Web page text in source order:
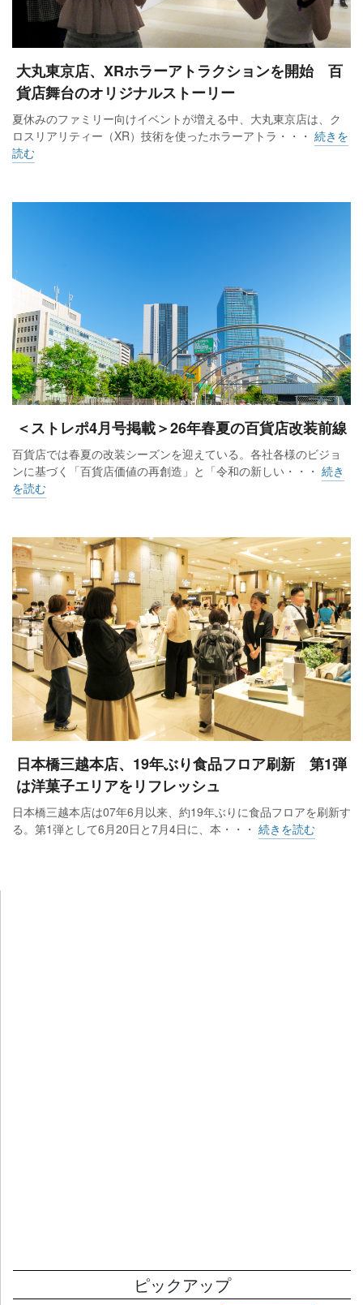
大丸東京店、XRホラーアトラクションを開始 百
貨店舞台のオリジナルストーリー
夏休みのファミリー向けイベントが増える中、大丸東京店は、ク
ロスリアリティー（XR）技術を使ったホラーアトラ・・・ 続きを
読む
＜ストレポ4月号掲載＞26年春夏の百貨店改装前線
百貨店では春夏の改装シーズンを迎えている。各社各様のビジョ
ンに基づく「百貨店価値の再創造」と「令和の新しい・・・ 続き
を読む
日本橋三越本店、19年ぶり食品フロア刷新 第1弾
は洋菓子エリアをリフレッシュ
日本橋三越本店は07年6月以来、約19年ぶりに食品フロアを刷新す
る。第1弾として6月20日と7月4日に、本・・・ 続きを読む
ピックアップ